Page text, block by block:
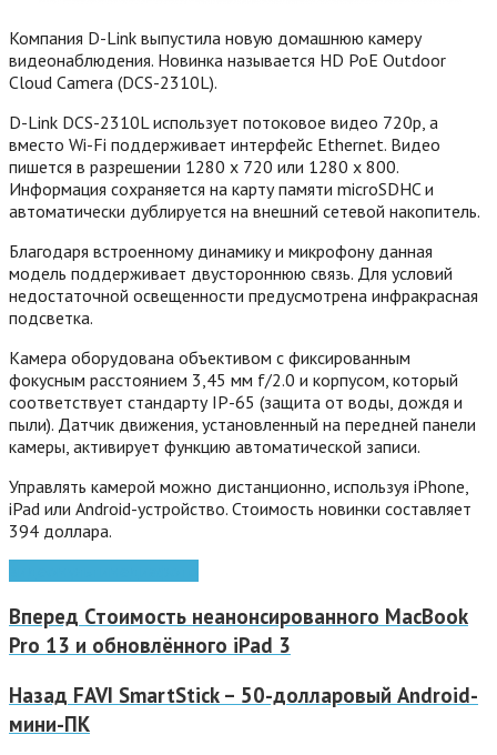
Компания D-Link выпустила новую домашнюю камеру
видеонаблюдения. Новинка называется HD PoE Outdoor
Cloud Camera (DCS-2310L).
D-Link DCS-2310L использует потоковое видео 720p, а
вместо Wi-Fi поддерживает интерфейс Ethernet. Видео
пишется в разрешении 1280 x 720 или 1280 x 800.
Информация сохраняется на карту памяти microSDHC и
автоматически дублируется на внешний сетевой накопитель.
Благодаря встроенному динамику и микрофону данная
модель поддерживает двустороннюю связь. Для условий
недостаточной освещенности предусмотрена инфракрасная
подсветка.
Камера оборудована объективом с фиксированным
фокусным расстоянием 3,45 мм f/2.0 и корпусом, который
соответствует стандарту IP-65 (защита от воды, дождя и
пыли). Датчик движения, установленный на передней панели
камеры, активирует функцию автоматической записи.
Управлять камерой можно дистанционно, используя iPhone,
iPad или Android-устройство. Стоимость новинки составляет
394 доллара.
Вперед Стоимость неанонсированного MacBook
Pro 13 и обновлённого iPad 3
Назад FAVI SmartStick – 50-долларовый Android-
мини-ПК